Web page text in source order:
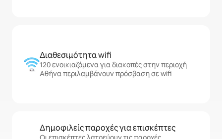
Διαθεσιμότητα wifi
120 ενοικιαζόμενα για διακοπές στην περιοχή
Αθήνα περιλαμβάνουν πρόσβαση σε wifi
Δημοφιλείς παροχές για επισκέπτες